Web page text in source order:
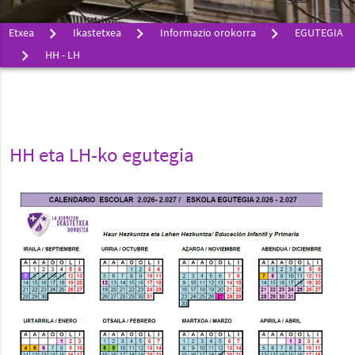
Etxea Ikastetxea Informazio orokorra
EGUTEGIA
HH - LH
HH eta LH-ko egutegia